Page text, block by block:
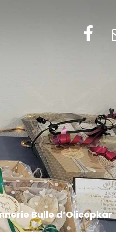
Bulle d’Olicopkar